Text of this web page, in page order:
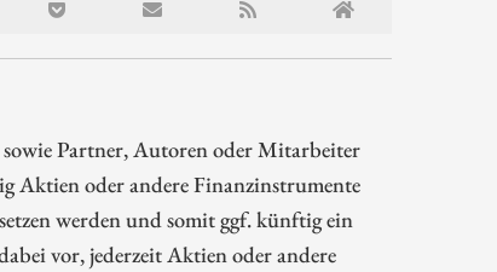
Partner, Autoren oder Mitarbeiter
Aktien oder andere Finanzinstrumente
werden und somit ggf. künftig ein
vor, jederzeit Aktien oder andere